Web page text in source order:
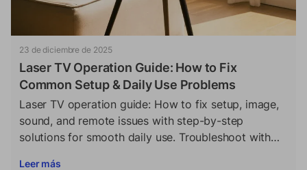
23 de diciembre de 2025
Laser TV Operation Guide: How to Fix
Common Setup & Daily Use Problems
Laser TV operation guide: How to fix setup, image,
sound, and remote issues with step-by-step
solutions for smooth daily use. Troubleshoot with
Leer más